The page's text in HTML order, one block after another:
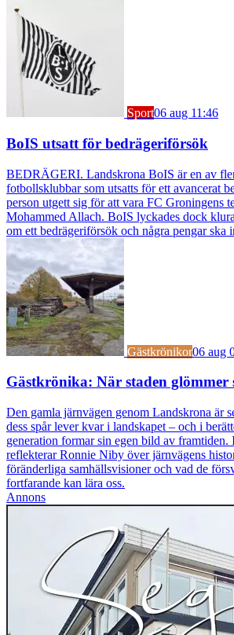
Sport06 aug 11:46
BoIS utsatt för bedrägeriförsök
BEDRÄGERI. Landskrona BoIS är en av
fotbollsklubbar som utsatts för ett avancerat
person utgett sig för att vara FC Groningens
Mohammed Allach. BoIS lyckades dock
om ett bedrägeriförsök och några pengar ska
Gästkrönikor06 aug
Gästkrönika: När staden glömmer
Den gamla järnvägen genom Landskrona är
dess spår lever kvar i landskapet – och i
generation formar sin egen bild av framtiden.
reflekterar Ronnie Niby över järnvägens
föränderliga samhällsvisioner och vad de
fortfarande kan lära oss.
Annons